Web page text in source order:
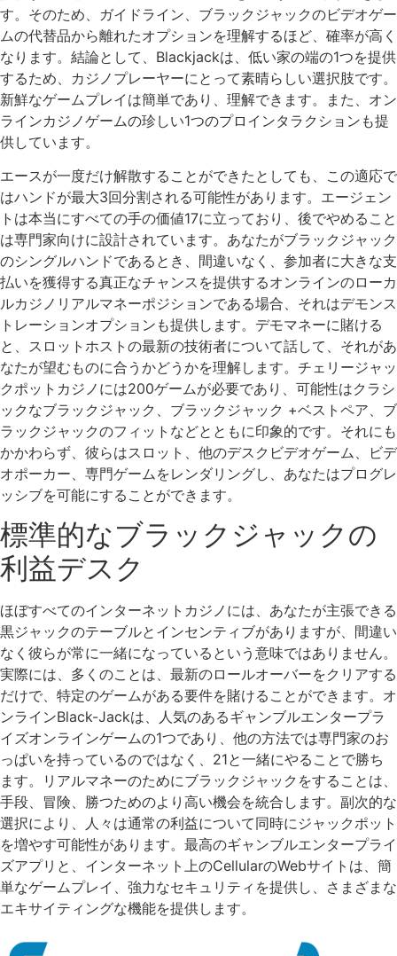
す。そのため、ガイドライン、ブラックジャックのビデオゲー
ムの代替品から離れたオプションを理解するほど、確率が高く
なります。結論として、Blackjackは、低い家の端の1つを提供
するため、カジノプレーヤーにとって素晴らしい選択肢です。
新鮮なゲームプレイは簡単であり、理解できます。また、オン
ラインカジノゲームの珍しい1つのプロインタラクションも提
供しています。
エースが一度だけ解散することができたとしても、この適応で
はハンドが最大3回分割される可能性があります。エージェン
トは本当にすべての手の価値17に立っており、後でやめること
は専門家向けに設計されています。あなたがブラックジャック
のシングルハンドであるとき、間違いなく、参加者に大きな支
払いを獲得する真正なチャンスを提供するオンラインのローカ
ルカジノリアルマネーポジションである場合、それはデモンス
トレーションオプションも提供します。デモマネーに賭ける
と、スロットホストの最新の技術者について話して、それがあ
なたが望むものに合うかどうかを理解します。チェリージャッ
クポットカジノには200ゲームが必要であり、可能性はクラシ
ックなブラックジャック、ブラックジャック +ベストペア、ブ
ラックジャックのフィットなどとともに印象的です。それにも
かかわらず、彼らはスロット、他のデスクビデオゲーム、ビデ
オポーカー、専門ゲームをレンダリングし、あなたはプログレ
ッシブを可能にすることができます。
標準的なブラックジャックの
利益デスク
ほぼすべてのインターネットカジノには、あなたが主張できる
黒ジャックのテーブルとインセンティブがありますが、間違い
なく彼らが常に一緒になっているという意味ではありません。
実際には、多くのことは、最新のロールオーバーをクリアする
だけで、特定のゲームがある要件を賭けることができます。オ
ンラインBlack-Jackは、人気のあるギャンブルエンタープラ
イズオンラインゲームの1つであり、他の方法では専門家のお
っぱいを持っているのではなく、21と一緒にやることで勝ち
ます。リアルマネーのためにブラックジャックをすることは、
手段、冒険、勝つためのより高い機会を統合します。副次的な
選択により、人々は通常の利益について同時にジャックポット
を増やす可能性があります。最高のギャンブルエンタープライ
ズアプリと、インターネット上のCellularのWebサイトは、簡
単なゲームプレイ、強力なセキュリティを提供し、さまざまな
エキサイティングな機能を提供します。